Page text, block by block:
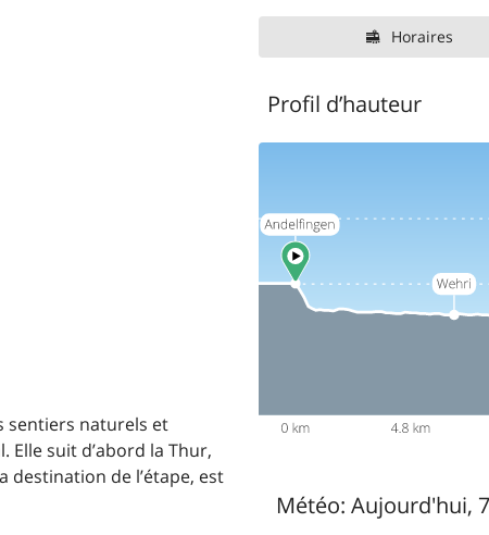
sentiers naturels et
suit d’abord la Thur,
destination de l’étape, est
Horaires
Profil d’hauteur
Météo: Aujourd'hui,